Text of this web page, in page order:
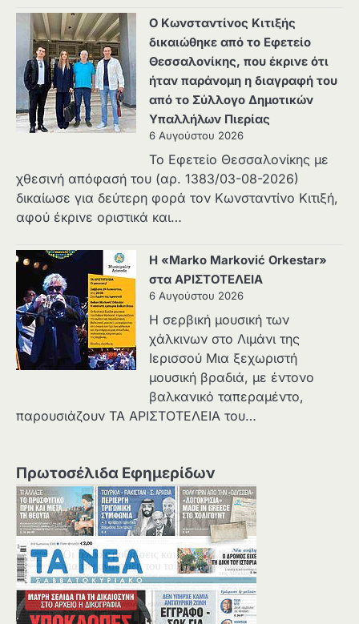
Ο Κωνσταντίνος Κιτιξής
δικαιώθηκε από το Εφετείο
Θεσσαλονίκης, που έκρινε ότι
ήταν παράνομη η διαγραφή του
από το Σύλλογο Δημοτικών
Υπαλλήλων Πιερίας
6 Αυγούστου 2026
Το Εφετείο Θεσσαλονίκης με
χθεσινή απόφασή του (αρ. 1383/03-08-2026)
δικαίωσε για δεύτερη φορά τον Κωνσταντίνο Κιτιξή,
αφού έκρινε οριστικά και…
Η «Marko Marković Orkestar»
στα ΑΡΙΣΤΟΤΕΛΕΙΑ
6 Αυγούστου 2026
Η σερβική μουσική των
χάλκινων στο Λιμάνι της
Ιερισσού Μια ξεχωριστή
μουσική βραδιά, με έντονο
βαλκανικό ταπεραμέντο,
παρουσιάζουν ΤΑ ΑΡΙΣΤΟΤΕΛΕΙΑ του…
Πρωτοσέλιδα Εφημερίδων